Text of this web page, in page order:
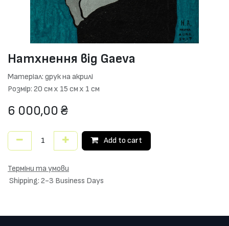
Натхнення від Gaeva
Матеріал: друк на акрилі
Розмір: 20 см х 15 см х 1 см
6 000,00₴
Add to cart
Терміни та умови
Shipping: 2-3 Business Days